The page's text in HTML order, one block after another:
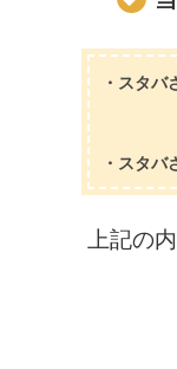
・スタバ
・スタバ
上記の